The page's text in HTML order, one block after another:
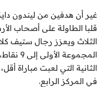
قلبا الطاولة على أصحاب
الثلاث ويعزز رجال ستيف
في المركز الرابع.